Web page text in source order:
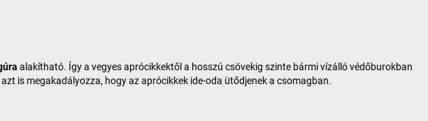
alakítható. Így a vegyes aprócikkektől a hosszú csövekig szinte bármi vízálló védőburokban
is megakadályozza, hogy az aprócikkek ide-oda ütődjenek a csomagban.